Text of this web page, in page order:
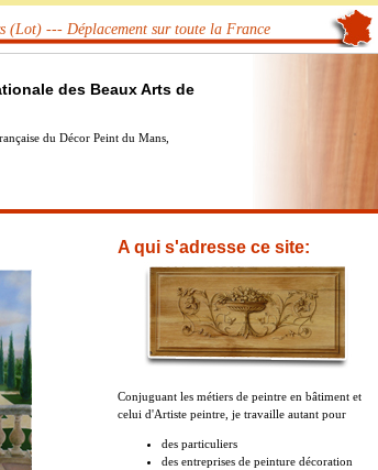
(Lot) --- Déplacement sur toute la France
des Beaux Arts de
du Décor Peint du Mans,
A qui s'adresse ce site:
Conjuguant les métiers de peintre en bâtiment et
celui d'Artiste peintre, je travaille autant pour
des particuliers
des entreprises de peinture décoration